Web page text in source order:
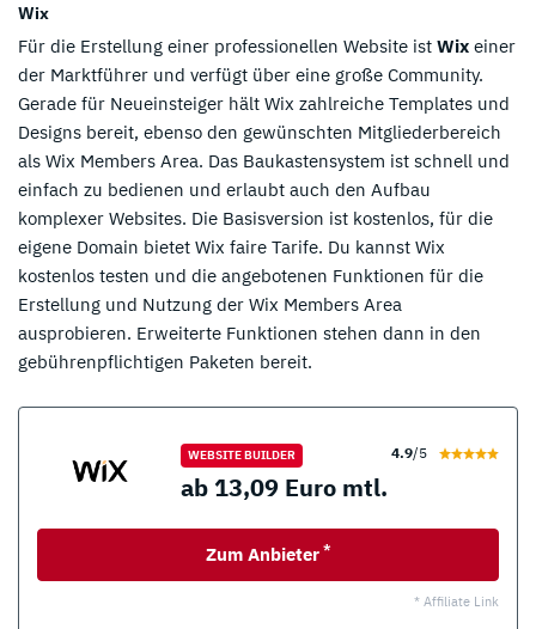
Wix
Für die Erstellung einer professionellen Website ist Wix einer
der Marktführer und verfügt über eine große Community.
Gerade für Neueinsteiger hält Wix zahlreiche Templates und
Designs bereit, ebenso den gewünschten Mitgliederbereich
als Wix Members Area. Das Baukastensystem ist schnell und
einfach zu bedienen und erlaubt auch den Aufbau
komplexer Websites. Die Basisversion ist kostenlos, für die
eigene Domain bietet Wix faire Tarife. Du kannst Wix
kostenlos testen und die angebotenen Funktionen für die
Erstellung und Nutzung der Wix Members Area
ausprobieren. Erweiterte Funktionen stehen dann in den
gebührenpflichtigen Paketen bereit.
WEBSITE BUILDER 4.9/5
ab 13,09 Euro mtl.
Zum Anbieter *
* Affiliate Link